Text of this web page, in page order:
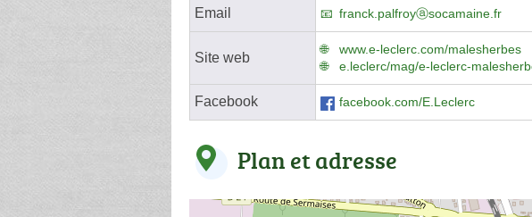
Email franck.palfroyⓐsocamaine.fr
Site web
www.e-leclerc.com/malesherbes
e.leclerc/mag/e-leclerc-
Facebook facebook.com/E.Leclerc
Plan et adresse